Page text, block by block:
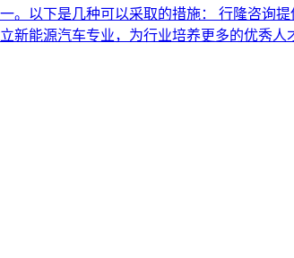
以下是几种可以采取的措施： 行隆咨询
能源汽车专业，为行业培养更多的优秀人